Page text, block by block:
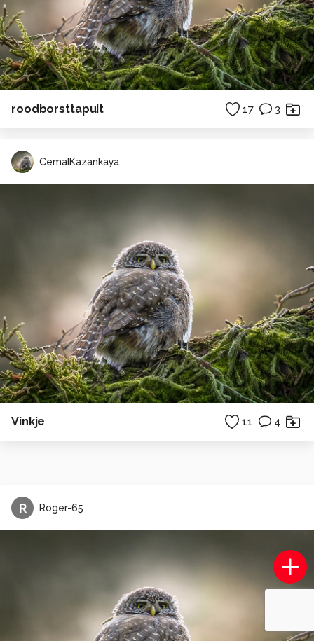
roodborsttapuit 17 3
CemalKazankaya
Vinkje 11 4
R Roger-65